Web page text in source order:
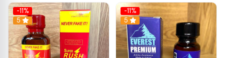
-11%
5
-11%
5